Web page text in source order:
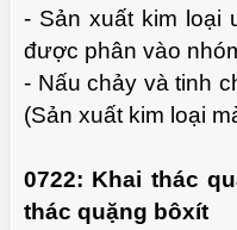
- Sản xuất kim loại
được phân vào
- Nấu chảy và tinh
(Sản xuất kim loại
0722: Khai thác
thác quặng bôxít